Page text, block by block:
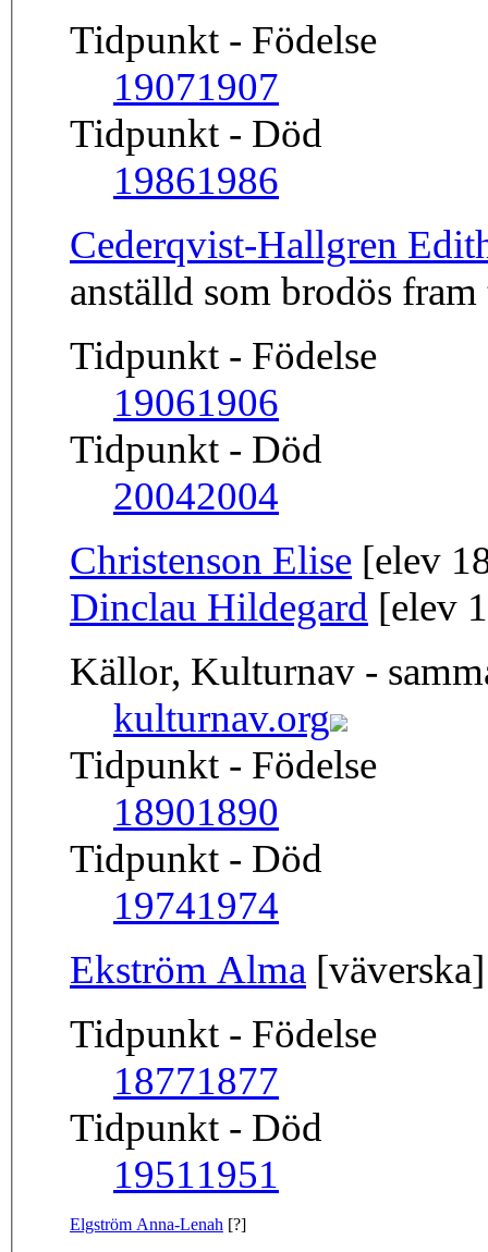
Tidpunkt - Födelse
19071907
Tidpunkt - Död
19861986
Cederqvist-Hallgren
anställd som brodös
Tidpunkt - Födelse
19061906
Tidpunkt - Död
20042004
Christenson Elise [elev
Dinclau Hildegard [elev
Källor, Kulturnav -
kulturnav.org
Tidpunkt - Födelse
18901890
Tidpunkt - Död
19741974
Ekström Alma [väverska]
Tidpunkt - Födelse
18771877
Tidpunkt - Död
19511951
Elgström Anna-Lenah [?]